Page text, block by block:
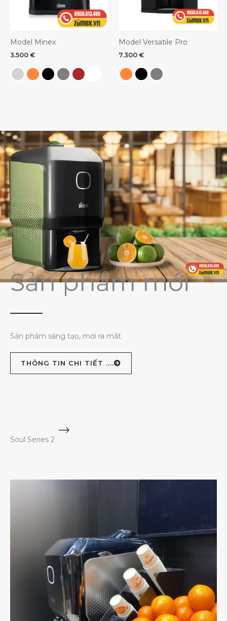
Model Minex
3.500 €
Model Versatile Pro
7.300 €
Sản phẩm mới
Sản phẩm sáng tạo, mới ra mắt
THÔNG TIN CHI TIẾT ....
Soul Series 2